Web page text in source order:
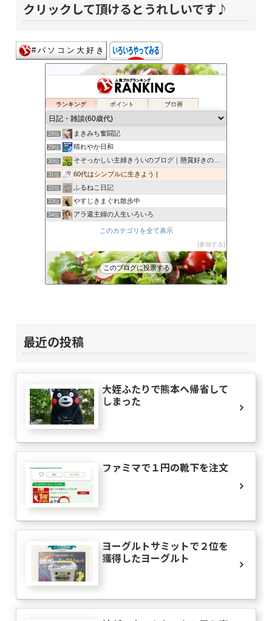
クリックして頂けるとうれしいです♪
ランキング ポイント ブロ画
さよのシンプルライフブログ
わすれんぼにっき
26位 今日とこれからと
27位 ワカメと銭婆との喜怒哀楽
28位 まきみち奮闘記
29位 晴れやか日和
30位 そそっかしい主婦きういのブログ｜懸賞好きの忙しい主婦です。
31位 60代はシンプルに生きよう |
32位 ふるねこ日記
33位 やすじきまぐれ散歩中
34位 アラ還主婦の人生いろいろ
あすのはやなり
37位 還暦過ぎたら
38位 ６１歳BABAの悪あがき
このカテゴリを全て表示
参加する
このブログに投票する
最近の投稿
大姪ふたりで熊本へ帰省して
しまった
ファミマで１円の靴下を注文
ヨーグルトサミットで２位を
獲得したヨーグルト